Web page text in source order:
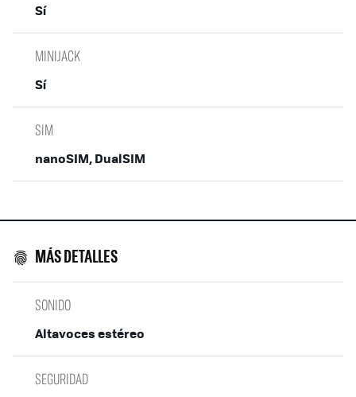
Sí
MINIJACK
Sí
SIM
nanoSIM, DualSIM
MÁS DETALLES
SONIDO
Altavoces estéreo
SEGURIDAD